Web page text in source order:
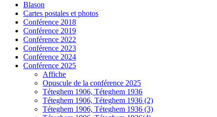
Blason
Cartes postales et photos
Conférence 2018
Conférence 2019
Conférence 2022
Conférence 2023
Conférence 2024
Conférence 2025
Affiche
Opuscule de la conférence 2025
Téteghem 1906, Téteghem 1936
Téteghem 1906, Téteghem 1936 (2)
Téteghem 1906, Téteghem 1936 (3)